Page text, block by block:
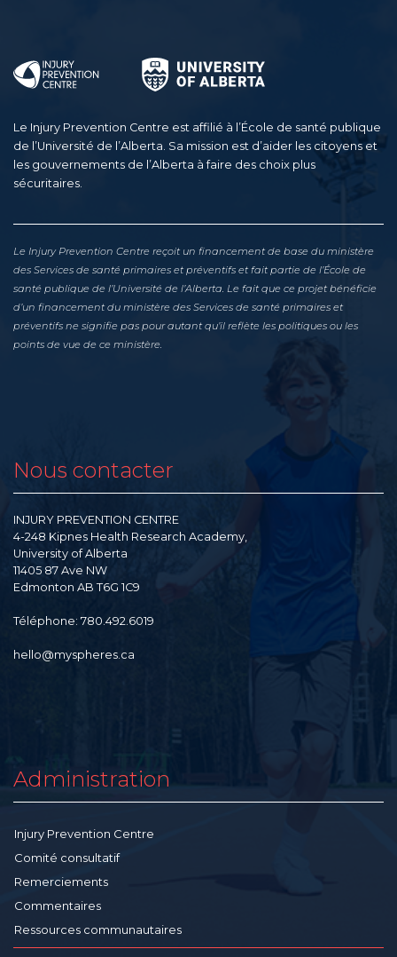
Le Injury Prevention Centre est affilié à l’École de santé publique
de l’Université de l’Alberta. Sa mission est d’aider les citoyens et
les gouvernements de l’Alberta à faire des choix plus
sécuritaires.
Le Injury Prevention Centre reçoit un financement de base du ministère
des Services de santé primaires et préventifs et fait partie de l’École de
santé publique de l’Université de l’Alberta. Le fait que ce projet bénéficie
d’un financement du ministère des Services de santé primaires et
préventifs ne signifie pas pour autant qu’il reflète les politiques ou les
points de vue de ce ministère.
Nous contacter
INJURY PREVENTION CENTRE
4-248 Kipnes Health Research Academy,
University of Alberta
11405 87 Ave NW
Edmonton AB T6G 1C9
Téléphone: 780.492.6019
hello@myspheres.ca
Administration
Injury Prevention Centre
Comité consultatif
Remerciements
Commentaires
Ressources communautaires